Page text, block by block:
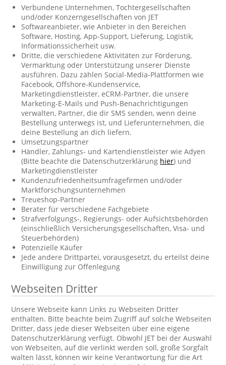
Verbundene Unternehmen, Tochtergesellschaften
und/oder Konzerngesellschaften von JET
Softwareanbieter, wie Anbieter in den Bereichen
Software, Hosting, App-Support, Lieferung, Logistik,
Informationssicherheit usw.
Dritte, die verschiedene Aktivitäten zur Förderung,
Vermarktung oder Unterstützung unserer Dienste
ausführen. Dazu zählen Social-Media-Plattformen wie
Facebook, Offshore-Kundenservice,
Marketingdienstleister, eCRM-Partner, die unsere
Marketing-E-Mails und Push-Benachrichtigungen
verwalten, Partner, die dir SMS senden, wenn deine
Bestellung unterwegs ist, und Lieferunternehmen, die
deine Bestellung an dich liefern.
Umsetzungspartner
Händler, Zahlungs- und Kartendienstleister wie Adyen
(Bitte beachte die Datenschutzerklärung hier) und
Marketingdienstleister
Kundenzufriedenheitsumfragefirmen und/oder
Marktforschungsunternehmen
Treueshop-Partner
Berater für verschiedene Fachgebiete
Strafverfolgungs-, Regierungs- oder Aufsichtsbehörden
(einschließlich Versicherungsgesellschaften, Visa- und
Steuerbehörden)
Potenzielle Käufer
Jede andere Drittpartei, vorausgesetzt, du erteilst deine
Einwilligung zur Offenlegung
Webseiten Dritter
Unsere Webseite kann Links zu Webseiten Dritter
enthalten. Bitte beachte beim Zugriff auf solche Webseiten
Dritter, dass jede dieser Webseiten über eine eigene
Datenschutzerklärung verfügt. Obwohl JET bei der Auswahl
von Webseiten, auf die verlinkt werden soll, große Sorgfalt
walten lässt, können wir keine Verantwortung für die Art